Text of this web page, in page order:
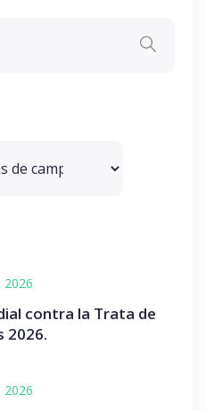
2026
contra la Trata de
2026.
2026